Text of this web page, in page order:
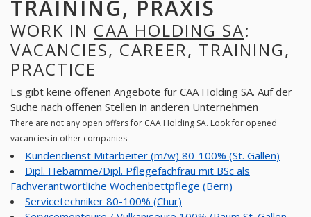
TRAINING, PRAXIS
WORK IN CAA HOLDING SA:
VACANCIES, CAREER, TRAINING,
PRACTICE
Es gibt keine offenen Angebote für CAA Holding SA. Auf der
Suche nach offenen Stellen in anderen Unternehmen
There are not any open offers for CAA Holding SA. Look for opened
vacancies in other companies
Kundendienst Mitarbeiter (m/w) 80-100% (St. Gallen)
Dipl. Hebamme/Dipl. Pflegefachfrau mit BSc als
Fachverantwortliche Wochenbettpflege (Bern)
Servicetechniker 80-100% (Chur)